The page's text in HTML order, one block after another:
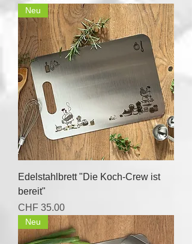
Neu
Edelstahlbrett "Die Koch-Crew ist
bereit"
Price
CHF 35.00
Neu